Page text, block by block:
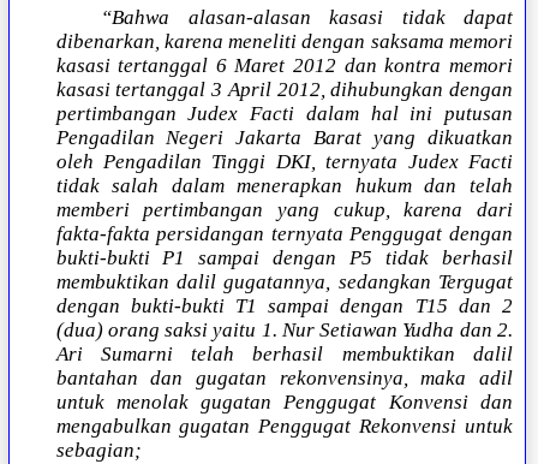
“Bahwa alasan-alasan kasasi tidak dapat
dibenarkan, karena meneliti dengan saksama memori
kasasi tertanggal 6 Maret 2012 dan kontra memori
kasasi tertanggal 3 April 2012, dihubungkan dengan
pertimbangan Judex Facti dalam hal ini putusan
Pengadilan Negeri Jakarta Barat yang dikuatkan
oleh Pengadilan Tinggi DKI, ternyata Judex Facti
tidak salah dalam menerapkan hukum dan telah
memberi pertimbangan yang cukup, karena dari
fakta-fakta persidangan ternyata Penggugat dengan
bukti-bukti P1 sampai dengan P5 tidak berhasil
membuktikan dalil gugatannya, sedangkan Tergugat
dengan bukti-bukti T1 sampai dengan T15 dan 2
(dua) orang saksi yaitu 1. Nur Setiawan Yudha dan 2.
Ari Sumarni telah berhasil membuktikan dalil
bantahan dan gugatan rekonvensinya, maka adil
untuk menolak gugatan Penggugat Konvensi dan
mengabulkan gugatan Penggugat Rekonvensi untuk
sebagian;